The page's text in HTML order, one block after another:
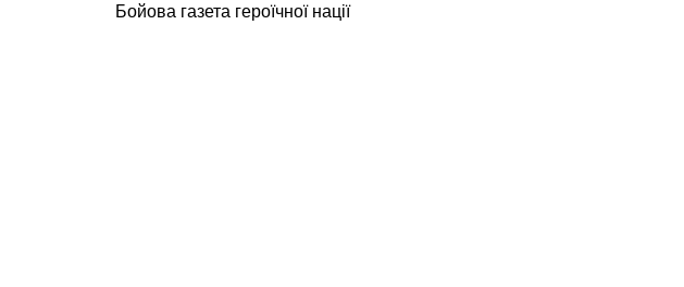
Бойова газета героїчної нації